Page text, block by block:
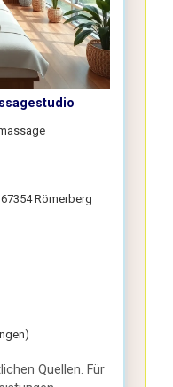
Römerberg
Quellen. Für